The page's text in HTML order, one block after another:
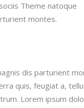
Theme natoque
montes.
dis parturient
quis, feugiat a,
Lorem ipsum